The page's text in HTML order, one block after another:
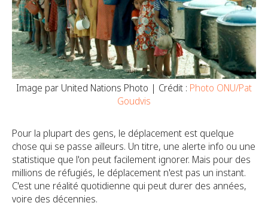
Image par United Nations Photo | Crédit : Photo ONU/Pat
Goudvis
Pour la plupart des gens, le déplacement est quelque
chose qui se passe ailleurs. Un titre, une alerte info ou une
statistique que l'on peut facilement ignorer. Mais pour des
millions de réfugiés, le déplacement n'est pas un instant.
C'est une réalité quotidienne qui peut durer des années,
voire des décennies.